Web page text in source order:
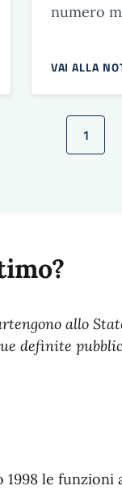
numero
VAI ALLA
1
allo
definite
1998 le